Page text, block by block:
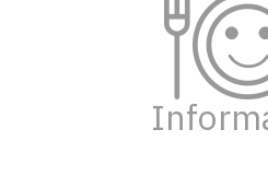
BUBBLE TEA FRUITÉ